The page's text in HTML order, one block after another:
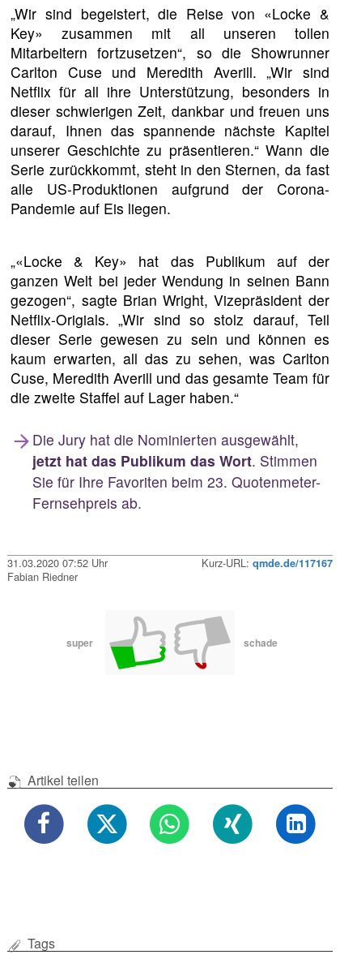
„Wir sind begeistert, die Reise von «Locke &
Key» zusammen mit all unseren tollen
Mitarbeitern fortzusetzen“, so die Showrunner
Carlton Cuse und Meredith Averill. „Wir sind
Netflix für all ihre Unterstützung, besonders in
dieser schwierigen Zeit, dankbar und freuen uns
darauf, Ihnen das spannende nächste Kapitel
unserer Geschichte zu präsentieren.“ Wann die
Serie zurückkommt, steht in den Sternen, da fast
alle US-Produktionen aufgrund der Corona-
Pandemie auf Eis liegen.
„«Locke & Key» hat das Publikum auf der
ganzen Welt bei jeder Wendung in seinen Bann
gezogen“, sagte Brian Wright, Vizepräsident der
Netflix-Origials. „Wir sind so stolz darauf, Teil
dieser Serie gewesen zu sein und können es
kaum erwarten, all das zu sehen, was Carlton
Cuse, Meredith Averill und das gesamte Team für
die zweite Staffel auf Lager haben.“
Die Jury hat die Nominierten ausgewählt,
jetzt hat das Publikum das Wort. Stimmen
Sie für Ihre Favoriten beim 23. Quotenmeter-
Fernsehpreis ab.
31.03.2020 07:52 Uhr Kurz-URL: qmde.de/117167
Fabian Riedner
super schade
Artikel teilen
Tags